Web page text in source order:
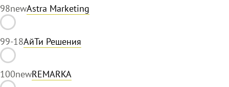
98newAstra Marketing
99-18АйТи Решения
100newREMARKA